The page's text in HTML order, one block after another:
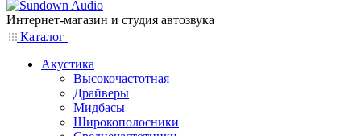
Интернет-магазин и студия автозвука
Каталог
Акустика
Высокочастотная
Драйверы
Мидбасы
Широкополосники